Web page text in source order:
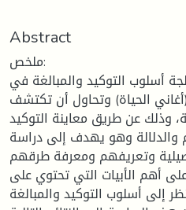
Abstract
ملخص:
أسلوب التوكيد والمبالغة في
الحياة) وتحاول أن تكتشف
وذلك عن طريق معاينة التوكيد
والدلالة وهو يهدف إلى دراسة
وتعريفهم ومعرفة طرقهم
أهم الأبيات التي تحتوي على
إلى أسلوب التوكيد والمبالغة